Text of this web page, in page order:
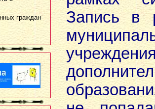
граждан
Запись в